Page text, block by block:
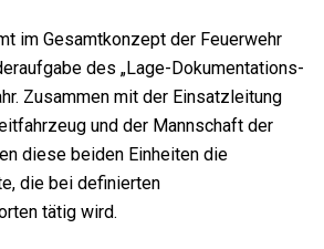
im Gesamtkonzept der Feuerwehr
des „Lage-Dokumentations-
Zusammen mit der Einsatzleitung
und der Mannschaft der
diese beiden Einheiten die
die bei definierten
tätig wird.